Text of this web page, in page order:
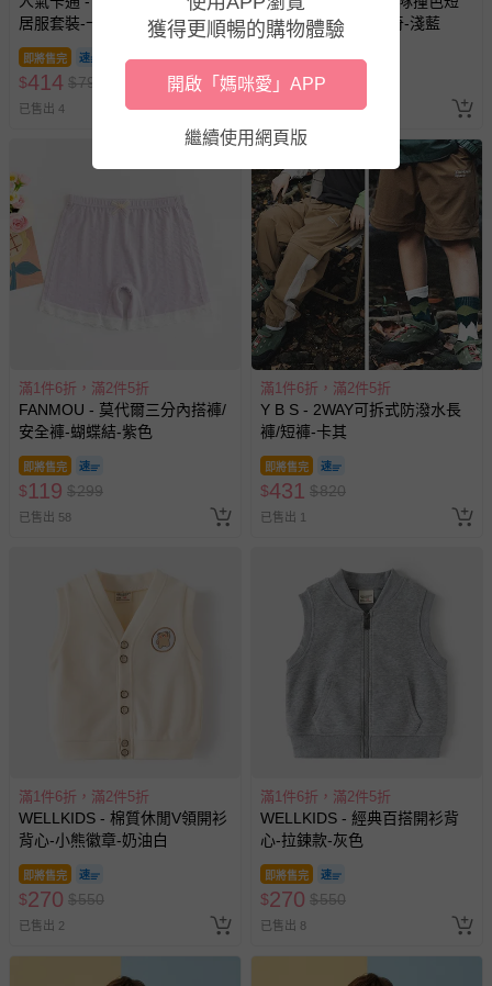
經消費者拆封之影音商品或電腦軟體（例如 DVD、CD
非以有形媒介提供之數位內容或一經提供即為完成之線
上服務，經消費者事先同意始提供（例如線上課程、遊
戲或活動點數等）。
已拆封之以下類型商品：
-個人衛生用品（例如尿布、貼身衣物、泳裝、襪子、地
-新生兒親膚衣物（嬰幼兒包巾與背巾、包屁衣、學習
-接觸性孕哺產品（奶嘴、奶瓶、擠乳器、哺乳衣、托腹
帶束縛衣、餐搖椅等）。
-其他原廠盒裝商品封口處已貼上「不可拆封」，或具警
示字句等說明貼紙、封條者。
國際航空、客運、訂房等服務。
相關的退換貨辦理流程，可詳見：退換貨 & 退款問題
其他常見問題：
亦保留出貨與否的權利。離島、偏遠地區、樓層親送等加價
費用，可能會另需加收。
商品實際的配達日期，可於訂單個人資料內的查詢訂單內，
已出貨通知之訊息為主。
如您收到商品，請依正常流程檢查是否完好，若商品遇瑕疵
退貨的辦理流程
若您對於會員帳號、商品訂購與資訊、購物流程、付款方
問，你可詳見：媽咪愛客服中心。
預購商品：預購為海外同步代購，遇缺貨即會通知媽咪並協
助取消退款事宜。
商品如因「價格、組合」等錯誤原因，導致無法安排出貨，
會主動以簡訊及mail通知訂單取消事宜，並將提供適當補
居服套裝-卡通人物阿奇-藍色
即將售完
$414 $790
已售出 4
袖上衣-卡通人物阿奇-淺藍
即將售完
$294 $590
已售出 5
滿1件6折，滿2件5折
FANMOU - 莫代爾三分內搭褲/
安全褲-蝴蝶結-紫色
即將售完
$119 $299
已售出 58
滿1件6折，滿2件5折
Y B S - 2WAY可拆式防潑水長
褲/短褲-卡其
即將售完
$431 $820
已售出 1
滿1件6折，滿2件5折
WELLKIDS - 棉質休閒V領開衫
背心-小熊徽章-奶油白
即將售完
$270 $550
已售出 2
滿1件6折，滿2件5折
WELLKIDS - 經典百搭開衫背
心-拉鍊款-灰色
即將售完
$270 $550
已售出 8
獲得更順暢的購物體驗
開啟「媽咪愛」APP
繼續使用網頁版